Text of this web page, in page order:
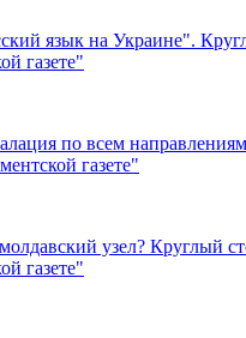
язык на Украине".
газете"
по всем
газете"
узел? Круглый
газете"